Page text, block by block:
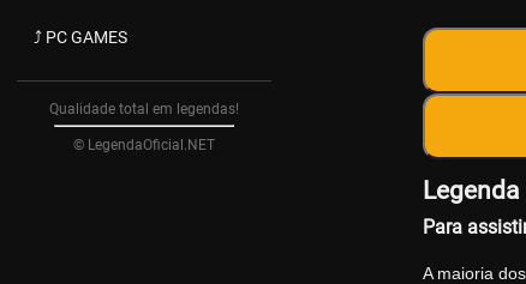
⤴ PC GAMES
Qualidade total em legendas!
© LegendaOficial.NET
Para
A maioria